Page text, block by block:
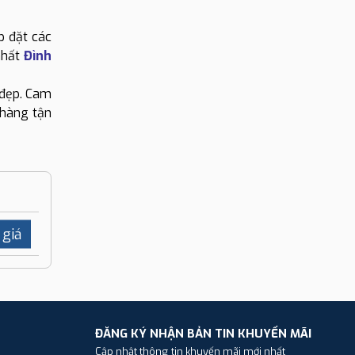
đặt các
Đình
Cam
tận
ĐĂNG KÝ NHẬN BẢN TIN KHUYẾN MÃI
Cập nhật thông tin khuyến mãi mới nhất